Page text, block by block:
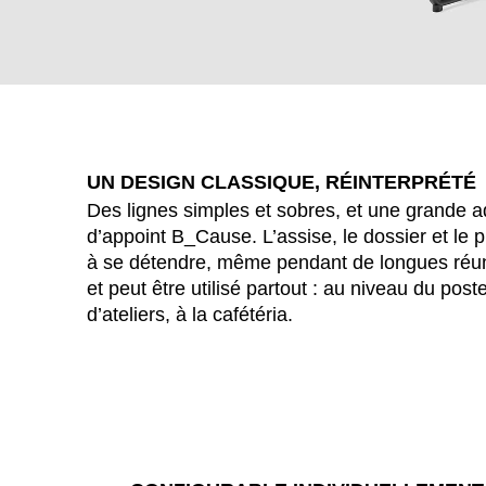
Arabie saoudite (SA)
UN DESIGN CLASSIQUE, RÉINTERPRÉTÉ
Des lignes simples et sobres, et une grande
d’appoint B_Cause. L’assise, le dossier et
à se détendre, même pendant de longues
et peut être utilisé partout : au niveau du
d’ateliers, à la cafétéria.